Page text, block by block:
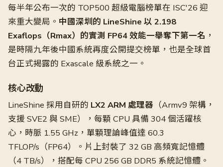
每半年公布一次的 TOP500 超級電腦榜單在 ISC'26 迎
來重大變局。 中國深圳的 LineShine 以 2.198
Exaflops（Rmax）的實測 FP64 效能一舉奪下第一名 ，
是時隔九年後中國系統再度公開提交榜單，也是全球首
台正式揭露的 Exascale 級系統之一。
核心改動
LineShine 採用自研的 LX2 ARM 處理器 （Armv9 架構，
支援 SVE2 與 SME），每顆 CPU 具備 304 個活躍核
心，時脈 1.55 GHz，單顆理論峰值達 60.3
TFLOP/s（FP64）。片上封裝了 32 GB 高頻寬記憶體
（4 TB/s），搭配每 CPU 256 GB DDR5 系統記憶體。